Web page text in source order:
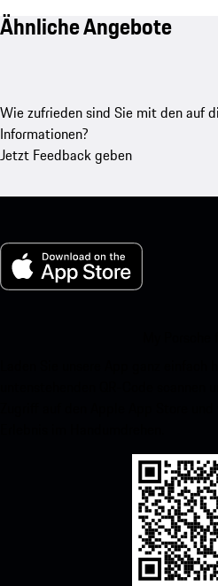
Ähnliche Angebote
Wie zufrieden sind Sie mit den auf
Informationen?
Jetzt Feedback geben